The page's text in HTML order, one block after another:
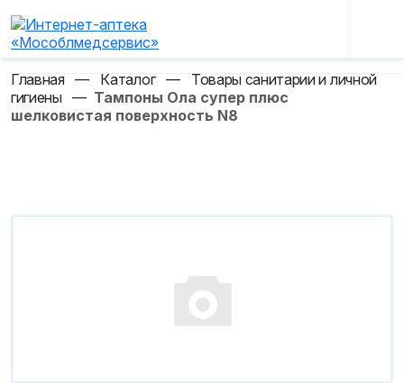
Главная — Каталог — Товары санитарии и личной
гигиены — Тампоны Ола супер плюс
шелковистая поверхность N8